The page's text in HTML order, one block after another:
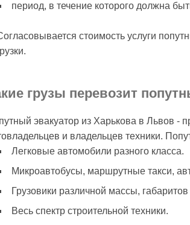
период, в течение которого должна
стоимость услуги
грузы перевозит
эвакуатор из Харькова в Львов -
и владельцев техники.
Легковые автомобили разного класса.
Микроавтобусы, маршрутные такси,
Грузовики различной массы,
Весь спектр строительной техники.